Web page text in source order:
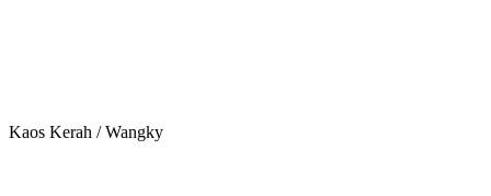
Kaos Kerah / Wangky